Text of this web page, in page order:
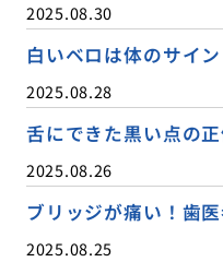
2025.08.30
白いベロは体のサイ
2025.08.28
舌にできた黒い点の
2025.08.26
ブリッジが痛い！歯
2025.08.25